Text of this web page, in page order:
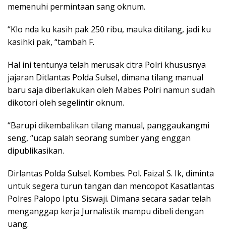
memenuhi permintaan sang oknum.
“Klo nda ku kasih pak 250 ribu, mauka ditilang, jadi ku
kasihki pak, “tambah F.
Hal ini tentunya telah merusak citra Polri khususnya
jajaran Ditlantas Polda Sulsel, dimana tilang manual
baru saja diberlakukan oleh Mabes Polri namun sudah
dikotori oleh segelintir oknum.
“Barupi dikembalikan tilang manual, panggaukangmi
seng, “ucap salah seorang sumber yang enggan
dipublikasikan.
Dirlantas Polda Sulsel. Kombes. Pol. Faizal S. Ik, diminta
untuk segera turun tangan dan mencopot Kasatlantas
Polres Palopo Iptu. Siswaji. Dimana secara sadar telah
menganggap kerja Jurnalistik mampu dibeli dengan
uang.